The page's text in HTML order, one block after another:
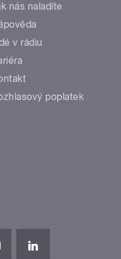
nás naladíte
v rádiu
poplatek